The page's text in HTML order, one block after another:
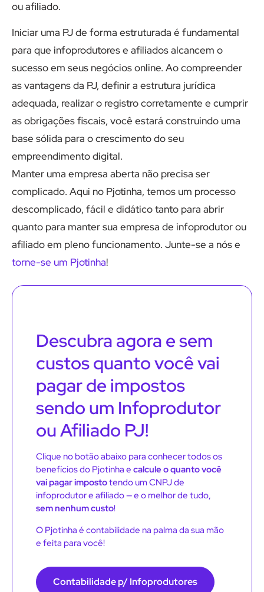
ou afiliado.
Iniciar uma PJ de forma estruturada é fundamental
para que infoprodutores e afiliados alcancem o
sucesso em seus negócios online. Ao compreender
as vantagens da PJ, definir a estrutura jurídica
adequada, realizar o registro corretamente e cumprir
as obrigações fiscais, você estará construindo uma
base sólida para o crescimento do seu
empreendimento digital.
Manter uma empresa aberta não precisa ser
complicado. Aqui no Pjotinha, temos um processo
descomplicado, fácil e didático tanto para abrir
quanto para manter sua empresa de infoprodutor ou
afiliado em pleno funcionamento. Junte-se a nós e
torne-se um Pjotinha!
Descubra agora e sem
custos quanto você vai
pagar de impostos
sendo um Infoprodutor
ou Afiliado PJ!
Clique no botão abaixo para conhecer todos os
benefícios do Pjotinha e calcule o quanto você
vai pagar impostotendo um CNPJ de
infoprodutor e afiliado — e o melhor de tudo,
sem nenhum custo!
O Pjotinha é contabilidade na palma da sua mão
e feita para você!
Contabilidade p/ Infoprodutores